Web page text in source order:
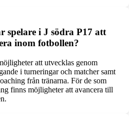
spelare i J södra P17 att
inom fotbollen?
att utvecklas genom
i turneringar och matcher samt
från tränarna. För de som
finns möjligheter att avancera till